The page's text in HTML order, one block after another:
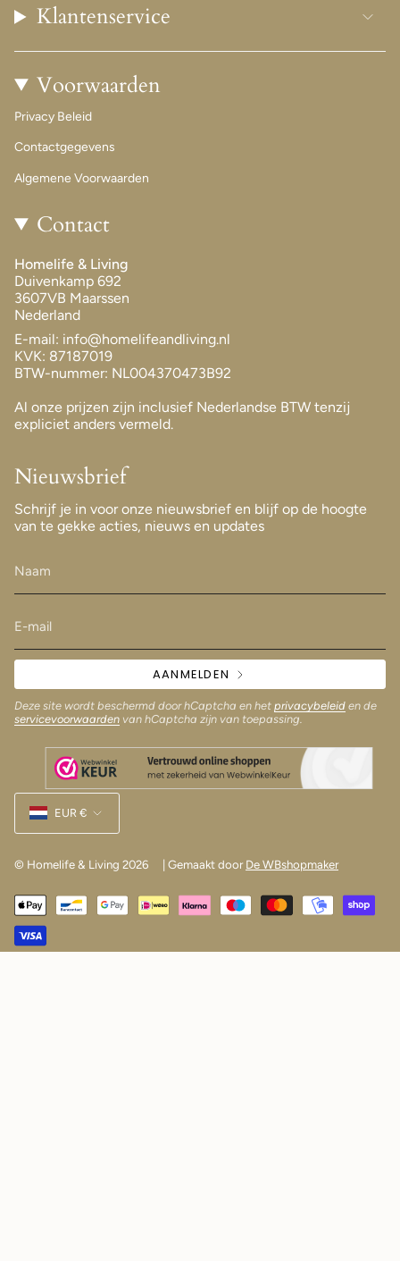
Klantenservice
Voorwaarden
Privacy Beleid
Contactgegevens
Algemene Voorwaarden
Contact
Homelife & Living
Duivenkamp 692
3607VB Maarssen
Nederland
E-mail: info@homelifeandliving.nl
KVK: 87187019
BTW-nummer: NL004370473B92
Al onze prijzen zijn inclusief Nederlandse BTW tenzij
expliciet anders vermeld.
Nieuwsbrief
Schrijf je in voor onze nieuwsbrief en blijf op de hoogte
van te gekke acties, nieuws en updates
AANMELDEN
Deze site wordt beschermd door hCaptcha en het privacybeleid en de
servicevoorwaarden van hCaptcha zijn van toepassing.
Munteenheid
EUR €
© Homelife & Living 2026 | Gemaakt doorDe WBshopmaker